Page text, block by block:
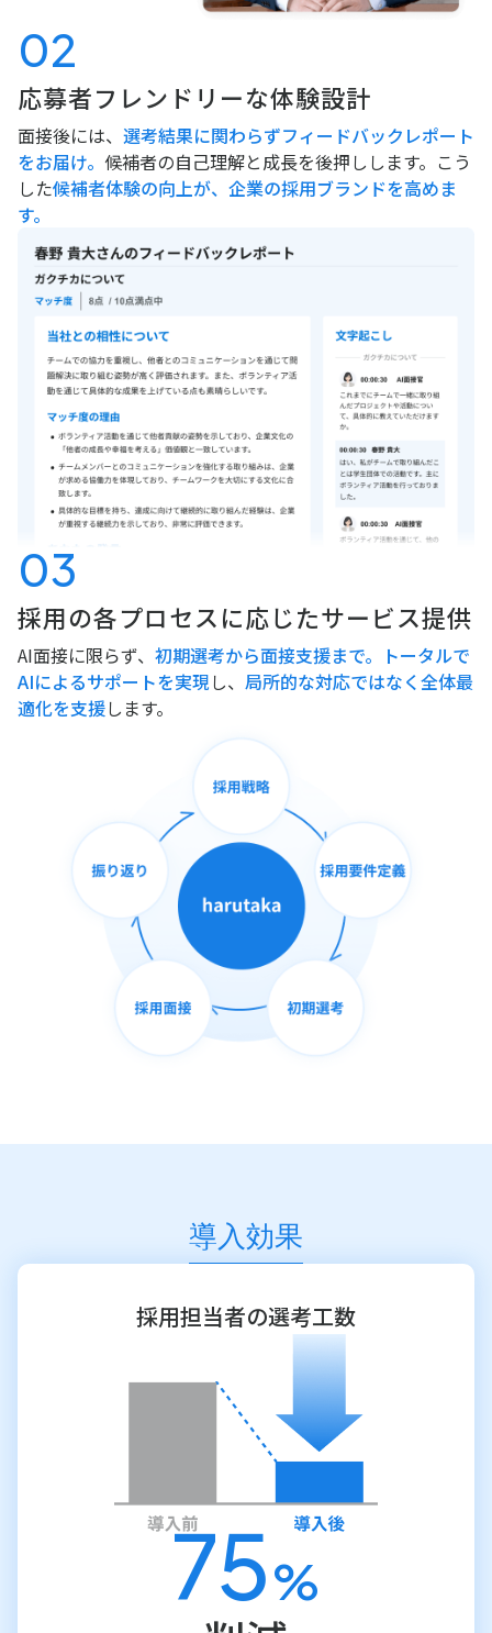
02
応募者フレンドリーな体験設計
面接後には、 選考結果に関わらずフィードバックレポート
をお届け。 候補者の自己理解と成長を後押しします。こう
した候補者体験の向上が、企業の採用ブランドを高めま
す。
03
採用の各プロセスに応じたサービス提供
AI面接に限らず、 初期選考から面接支援まで。トータルで
AIによるサポートを実現し、 局所的な対応ではなく全体最
適化を支援します。
導入効果
採用担当者の選考工数
75%